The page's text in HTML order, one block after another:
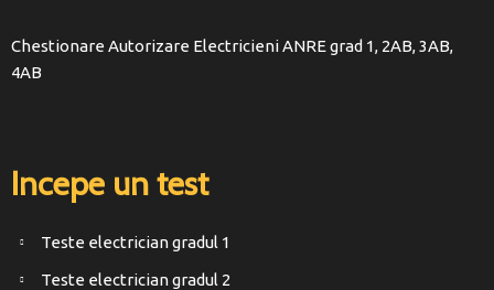
Chestionare Autorizare Electricieni ANRE grad 1, 2AB, 3AB,
4AB
Incepe un test
Teste electrician gradul 1
Teste electrician gradul 2